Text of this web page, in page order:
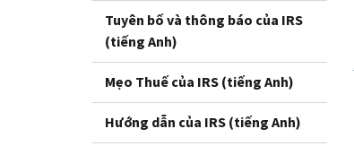
Tuyên bố và thông báo của IRS
(tiếng Anh)
Mẹo Thuế của IRS (tiếng Anh)
Hướng dẫn của IRS (tiếng Anh)